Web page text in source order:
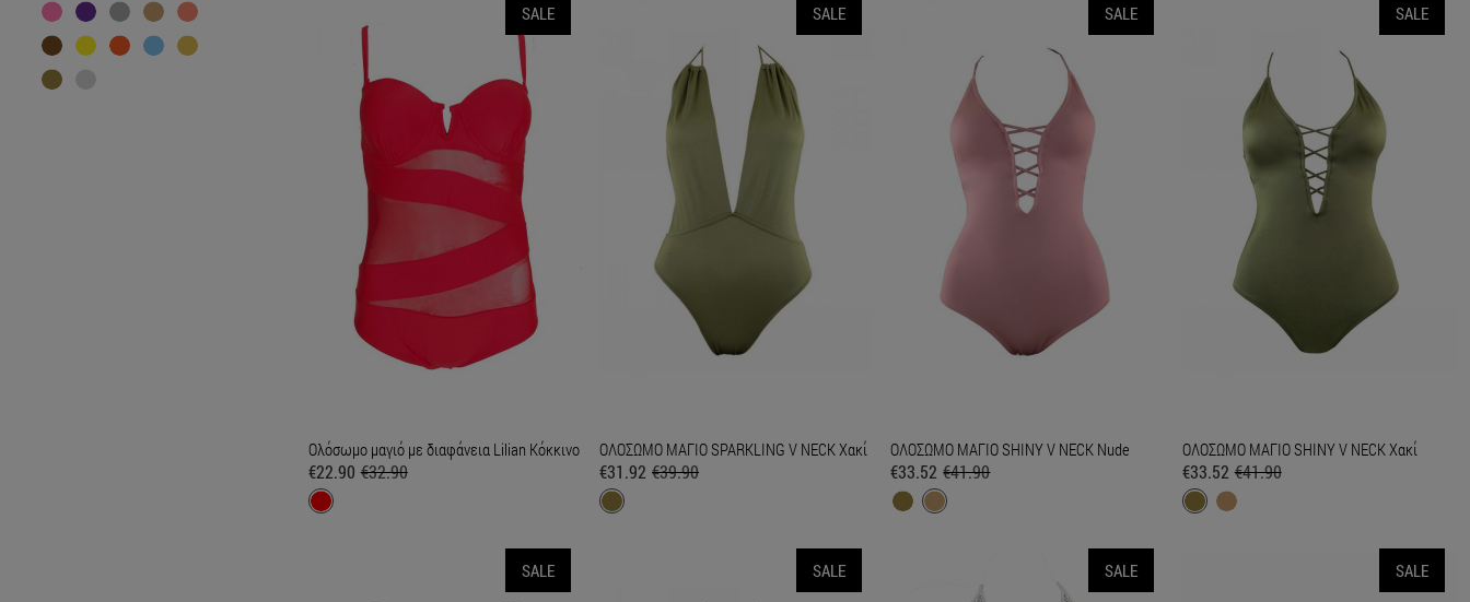
SALE
Ολόσωμο μαγιό με διαφάνεια Lilian Κόκκινο
€22.90 €32.90
SALE
ΟΛΟΣΩΜΟ ΜΑΓΙΟ SPARKLING V NECK Χακί
€31.92 €39.90
SALE
ΟΛΟΣΩΜΟ ΜΑΓΙΟ SHINY V NECK Nude
€33.52 €41.90
SALE
ΟΛΟΣΩΜΟ ΜΑΓΙΟ SHINY V NECK Χακί
€33.52 €41.90
SALE SALE SALE SALE